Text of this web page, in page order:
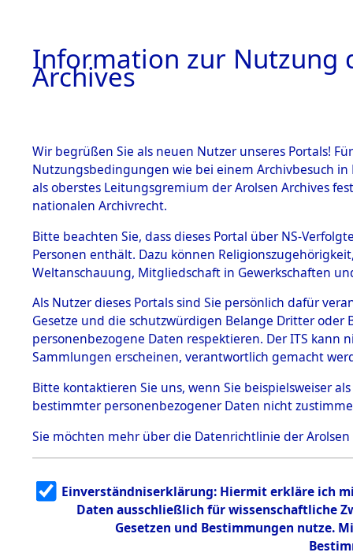
BESTÄNDE
1.
Inhaftierungsdoku
mente
1.2.9 Beim ITS
Effekten
1.2.9.1
Effekten aus
dem KZ
Dachau
1.2.9.2
Effekten aus
dem KZ
Bayerisches
1.2.9.3
Effekten aus
dem KZ
Neuengamm
0007
Information zur Nutzung
Archives
Wir begrüßen Sie als neuen Nutzer unseres Portals!
Nutzungsbedingungen wie bei einem Archivbesuch
als oberstes Leitungsgremium der Arolsen Archives
nationalen Archivrecht.
Bitte beachten Sie, dass dieses Portal über NS-
Personen enthält. Dazu können
Weltanschauung, Mitgliedschaft in Gewerkschaften
Als Nutzer dieses Portals sind Sie persönlich dafür
Gesetze und die schutzwürdigen Belange Dritter
personenbezogene Daten respektieren. Der ITS
Sammlungen erscheinen, verantwortlich gemacht
Bitte kontaktieren Sie uns, wenn Sie beispielsweiser
bestimmter personenbezogener Daten nicht
Sie möchten mehr über die Datenrichtlinie der Arolsen
Einverständniserklärung: Hiermit erkläre ich
Daten ausschließlich für wissenschaftliche
Gesetzen und Bestimmungen nutze.